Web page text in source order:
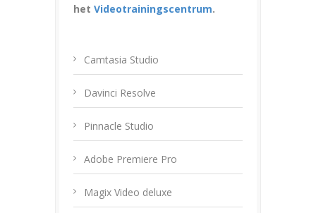
het Videotrainingscentrum.
Camtasia Studio
Davinci Resolve
Pinnacle Studio
Adobe Premiere Pro
Magix Video deluxe